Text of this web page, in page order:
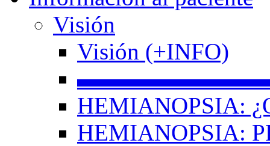
Visión
Visión (+INFO)
HEMIANOPSIA:
HEMIANOPSIA: